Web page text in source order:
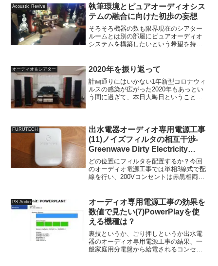
され、いろいろなオーディオフォーマッ
トに対応しました。大...
Acoustic Revive
執筆環境とピュアオーディオシス
テムの融合に向けた初歩の妄想
そろそろ機器の数も限界現在のシアター
ルームとは別の部屋にピュアオーディオ
システムを構築したいという希望を持っ
聴をするのも手狭で、機器を置くスペー
ス、ケーブルの配線変更な...
オーディオ＆シアター 2020年を振り返って
計画通りにはいかない1年新型コロナウィ
ルスの感染が広がった2020年もあっとい
う間に過ぎて、本日大晦日ということで
間もなかったので...
FURUTECH
出水電器オーディオ専用電源工事
(11)ノイズフィルタの相互干渉-
Greenwave Dirty Electricity
Filter-
どの位置にフィルタを配置するか？今回
のオーディオ電源工事では単相3線式で配
線を行い、200Vコンセントは赤黒相両方
Greenwave EMI Broadband Me...
PS Audio
オーディオ専用電源工事の効果を
数値で見たい(7)PowerPlayを使
える機種は？
裏技というか、ごり押しというか出水電
器のオーディオ専用電源工事の結果、一
般家庭用分電盤から給電されるコンセン